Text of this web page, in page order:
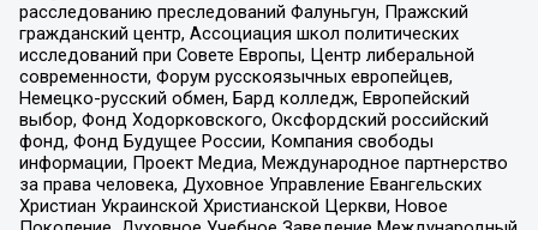
расследованию преследований Фалуньгун, Пражский
гражданский центр, Ассоциация школ политических
исследований при Совете Европы, Центр либеральной
современности, Форум русскоязычных европейцев,
Немецко-русский обмен, Бард колледж, Европейский
выбор, Фонд Ходорковского, Оксфордский российский
фонд, Фонд Будущее России, Компания свободы
информации, Проект Медиа, Международное партнерство
за права человека, Духовное Управление Евангельских
Христиан Украинской Христианской Церкви, Новое